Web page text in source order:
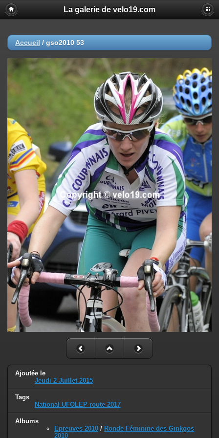
La galerie de velo19.com
Accueil / gso2010 53
Ajoutée le
Jeudi 2 Juillet 2015
Tags
National UFOLEP route 2017
Albums
Epreuves 2010 / Ronde Féminine des Ginkgos
2010